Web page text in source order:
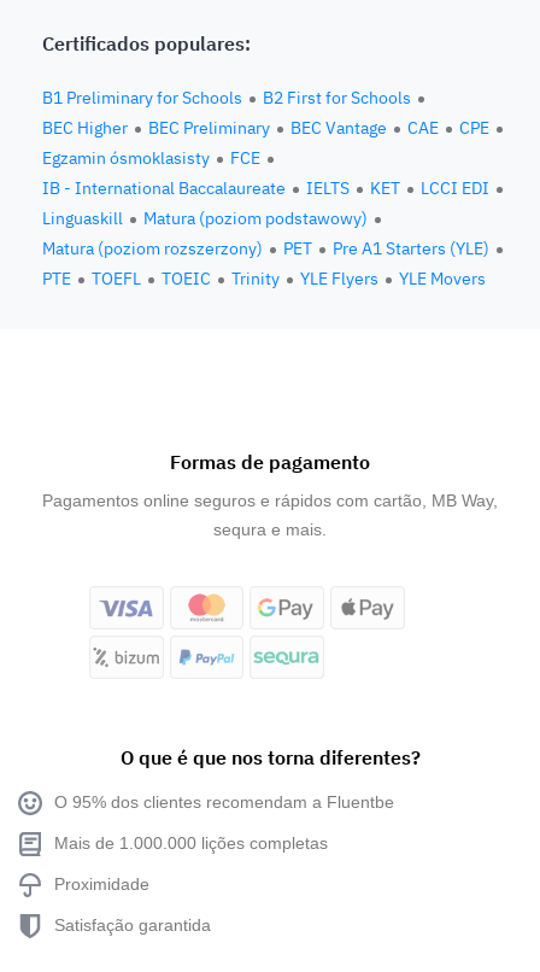
Certificados populares:
B1 Preliminary for Schools
B2 First for Schools
BEC Higher
BEC Preliminary BEC Vantage CAE
CPE
Egzamin ósmoklasisty
FCE
IB - International Baccalaureate
IELTS KET
LCCI EDI
Linguaskill
Matura (poziom podstawowy)
Matura (poziom rozszerzony)
PET
Pre A1 Starters (YLE)
PTE
TOEFL TOEIC Trinity YLE Flyers YLE Movers
Formas de pagamento
Pagamentos online seguros e rápidos com cartão, MB Way,
sequra e mais.
O que é que nos torna diferentes?
O 95% dos clientes recomendam a Fluentbe
Mais de 1.000.000 lições completas
Proximidade
Satisfação garantida